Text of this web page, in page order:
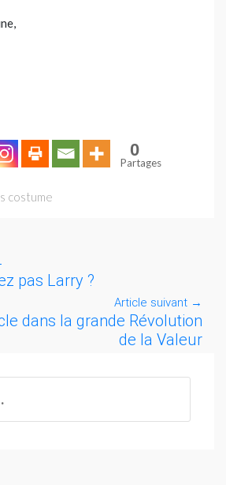
0
Partages
costume
pas Larry ?
Article suivant →
dans la grande Révolution
de la Valeur